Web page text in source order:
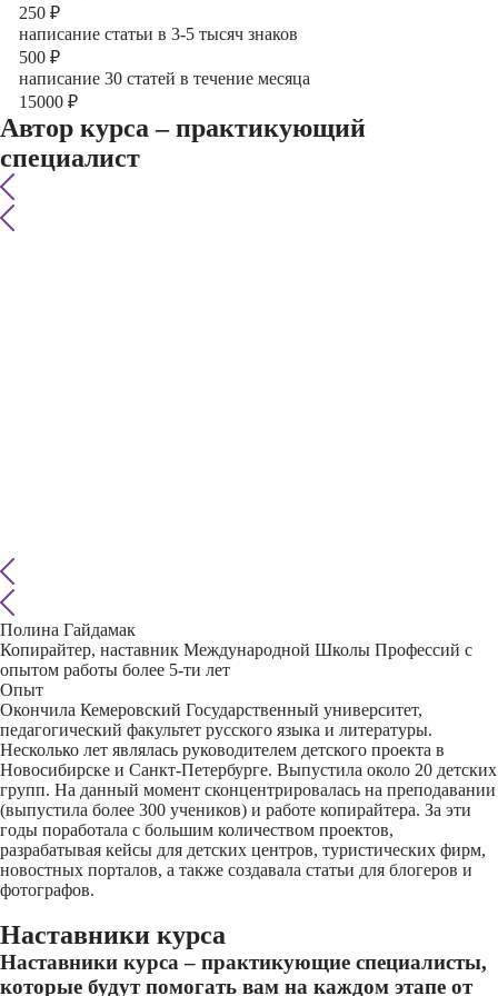
250 ₽
написание статьи в 3-5 тысяч знаков
500 ₽
написание 30 статей в течение месяца
15000 ₽
Автор курса – практикующий
специалист
Полина Гайдамак
Копирайтер, наставник Международной Школы Профессий с
опытом работы более 5-ти лет
Опыт
Окончила Кемеровский Государственный университет,
педагогический факультет русского языка и литературы.
Несколько лет являлась руководителем детского проекта в
Новосибирске и Санкт-Петербурге. Выпустила около 20 детских
групп. На данный момент сконцентрировалась на преподавании
(выпустила более 300 учеников) и работе копирайтера. За эти
годы поработала с большим количеством проектов,
разрабатывая кейсы для детских центров, туристических фирм,
новостных порталов, а также создавала статьи для блогеров и
фотографов.
Наставники курса
Наставники курса – практикующие специалисты,
которые будут помогать вам на каждом этапе от